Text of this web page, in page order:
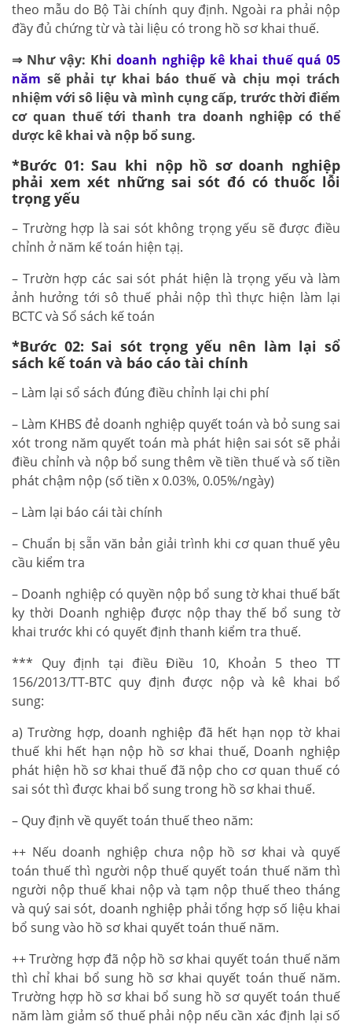
theo mẫu do Bộ Tài chính quy định. Ngoài ra phải nộp
đầy đủ chứng từ và tài liệu có trong hồ sơ khai thuế.
⇒ Như vậy: Khi doanh nghiệp kê khai thuế quá 05
năm sẽ phải tự khai báo thuế và chịu mọi trách
nhiệm với sô liệu và mình cụng cấp, trước thời điểm
cơ quan thuế tới thanh tra doanh nghiệp có thể
dược kê khai và nộp bổ sung.
*Bước 01: Sau khi nộp hồ sơ doanh nghiệp
phải xem xét những sai sót đó có thuốc lỗi
trọng yếu
– Trường hợp là sai sót không trọng yếu sẽ được điều
chỉnh ở năm kế toán hiện tạị.
– Trườn hợp các sai sót phát hiện là trọng yếu và làm
ảnh hưởng tới sô thuế phải nộp thì thực hiện làm lại
BCTC và Sổ sách kế toán
*Bước 02: Sai sót trọng yếu nên làm lại sổ
sách kế toán và báo cáo tài chính
– Làm lại sổ sách đúng điều chỉnh lại chi phí
– Làm KHBS đẻ doanh nghiệp quyết toán và bỏ sung sai
xót trong năm quyết toán mà phát hiện sai sót sẽ phải
điều chỉnh và nộp bổ sung thêm về tiền thuế và số tiền
phát chậm nộp (số tiền x 0.03%, 0.05%/ngày)
– Làm lại báo cái tài chính
– Chuẩn bị sẵn văn bản giải trình khi cơ quan thuế yêu
cầu kiểm tra
– Doanh nghiệp có quyền nộp bổ sung tờ khai thuế bất
ky thời Doanh nghiệp được nộp thay thế bổ sung tờ
khai trước khi có quyết định thanh kiểm tra thuế.
*** Quy định tại điều Điều 10, Khoản 5 theo TT
156/2013/TT-BTC quy định được nộp và kê khai bổ
sung:
a) Trường hợp, doanh nghiệp đã hết hạn nọp tờ khai
thuế khi hết hạn nộp hồ sơ khai thuế, Doanh nghiệp
phát hiện hồ sơ khai thuế đã nộp cho cơ quan thuế có
sai sót thì được khai bổ sung trong hồ sơ khai thuế.
– Quy định về quyết toán thuế theo năm:
++ Nếu doanh nghiệp chưa nộp hồ sơ khai và quyế
toán thuế thì người nộp thuế quyết toán thuế năm thì
người nộp thuế khai nộp và tạm nộp thuế theo tháng
và quý sai sót, doanh nghiệp phải tổng hợp số liệu khai
bổ sung vào hồ sơ khai quyết toán thuế năm.
++ Trường hợp đã nộp hồ sơ khai quyết toán thuế năm
thì chỉ khai bổ sung hồ sơ khai quyết toán thuế năm.
Trường hợp hồ sơ khai bổ sung hồ sơ quyết toán thuế
năm làm giảm số thuế phải nộp nếu cần xác định lại số